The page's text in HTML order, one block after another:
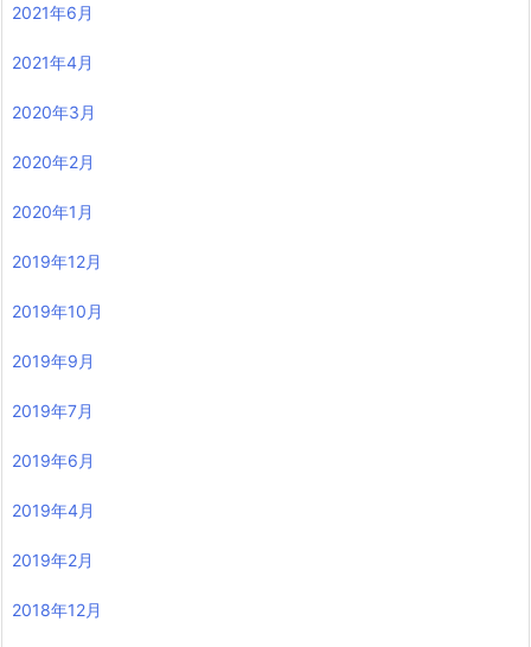
2021年6月
2021年4月
2020年3月
2020年2月
2020年1月
2019年12月
2019年10月
2019年9月
2019年7月
2019年6月
2019年4月
2019年2月
2018年12月